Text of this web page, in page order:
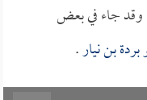
وقد جاء في بعض
بردة بن نيار.